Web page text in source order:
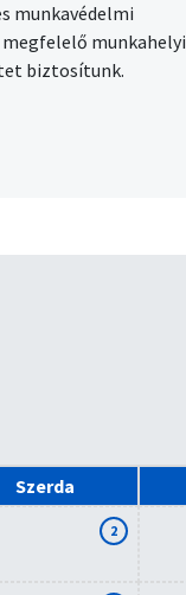
munkavédelmi
munkahelyi
biztosítunk.
Szerda
2